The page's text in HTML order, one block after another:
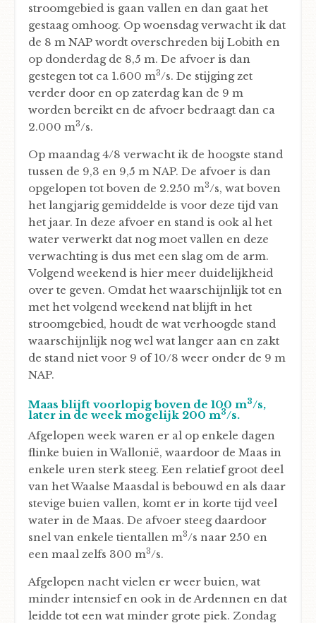
stroomgebied is gaan vallen en dan gaat het
gestaag omhoog. Op woensdag verwacht ik dat
de 8 m NAP wordt overschreden bij Lobith en
op donderdag de 8,5 m. De afvoer is dan
gestegen tot ca 1.600 m3/s. De stijging zet
verder door en op zaterdag kan de 9 m
worden bereikt en de afvoer bedraagt dan ca
2.000 m3/s.
Op maandag 4/8 verwacht ik de hoogste stand
tussen de 9,3 en 9,5 m NAP. De afvoer is dan
opgelopen tot boven de 2.250 m3/s, wat boven
het langjarig gemiddelde is voor deze tijd van
het jaar. In deze afvoer en stand is ook al het
water verwerkt dat nog moet vallen en deze
verwachting is dus met een slag om de arm.
Volgend weekend is hier meer duidelijkheid
over te geven. Omdat het waarschijnlijk tot en
met het volgend weekend nat blijft in het
stroomgebied, houdt de wat verhoogde stand
waarschijnlijk nog wel wat langer aan en zakt
de stand niet voor 9 of 10/8 weer onder de 9 m
NAP.
Maas blijft voorlopig boven de 100 m3/s,
later in de week mogelijk 200 m3/s.
Afgelopen week waren er al op enkele dagen
flinke buien in Wallonië, waardoor de Maas in
enkele uren sterk steeg. Een relatief groot deel
van het Waalse Maasdal is bebouwd en als daar
stevige buien vallen, komt er in korte tijd veel
water in de Maas. De afvoer steeg daardoor
snel van enkele tientallen m3/s naar 250 en
een maal zelfs 300 m3/s.
Afgelopen nacht vielen er weer buien, wat
minder intensief en ook in de Ardennen en dat
leidde tot een wat minder grote piek. Zondag